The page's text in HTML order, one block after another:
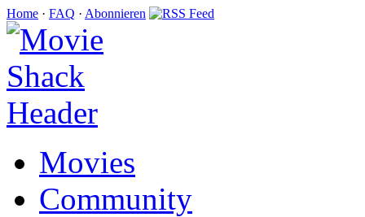
Home · FAQ · Abonnieren
Movies
Community